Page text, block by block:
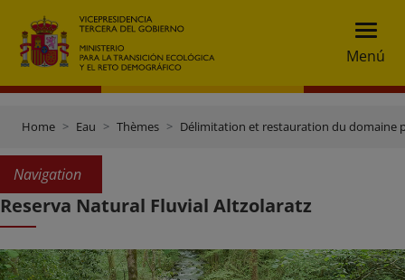
Menú
Home Eau Thèmes Délimitation et restauration du domaine
Navigation
Reserva Natural Fluvial Altzolaratz